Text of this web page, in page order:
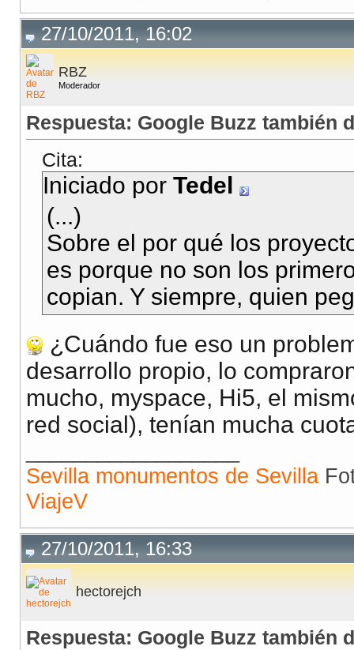
27/10/2011, 16:02
RBZ
Moderador
Respuesta: Google Buzz también
Cita:
Iniciado por Tedel
(...)
Sobre el por qué los
es porque no son los
copian. Y siempre, quien
¿Cuándo fue eso un
desarrollo propio, lo
mucho, myspace, Hi5, el
red social), tenían mucha
Sevilla monumentos de Sevilla
ViajeV
27/10/2011, 16:33
hectorejch
Respuesta: Google Buzz también